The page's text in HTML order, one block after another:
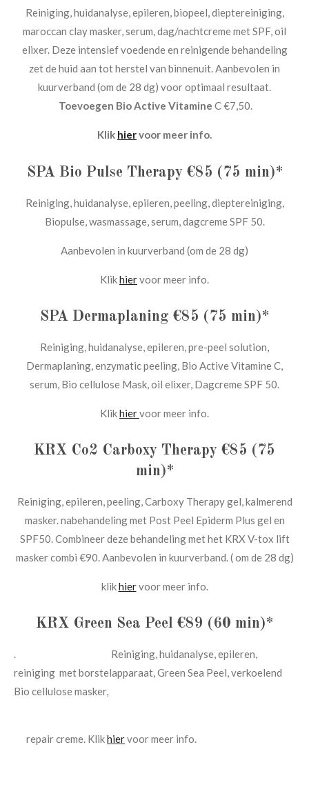
Reiniging, huidanalyse, epileren, biopeel, dieptereiniging,
maroccan clay masker, serum, dag/nachtcreme met SPF, oil
elixer. Deze intensief voedende en reinigende behandeling
zet de huid aan tot herstel van binnenuit. Aanbevolen in
kuurverband (om de 28 dg) voor optimaal resultaat.
Toevoegen Bio Active Vitamine C €7,50.
Klik hiervoor meer info.
SPA Bio Pulse Therapy €85 (75 min)*
Reiniging, huidanalyse, epileren, peeling, dieptereiniging,
Biopulse, wasmassage, serum, dagcreme SPF 50.
Aanbevolen in kuurverband (om de 28 dg)
Klikhiervoor meer info.
SPA Dermaplaning €85 (75 min)*
Reiniging, huidanalyse, epileren, pre-peel solution,
Dermaplaning, enzymatic peeling, Bio Active Vitamine C,
serum, Bio cellulose Mask, oil elixer, Dagcreme SPF 50.
Klikhiervoor meer info.
KRX Co2 Carboxy Therapy €85 (75
min)*
Reiniging, epileren, peeling, Carboxy Therapy gel, kalmerend
masker. nabehandeling met Post Peel Epiderm Plus gel en
SPF50. Combineer deze behandeling met het KRX V-tox lift
masker combi €90. Aanbevolen in kuurverband. ( om de 28 dg)
klikhiervoor meer info.
KRX Green Sea Peel €89 (60 min)*
. Reiniging, huidanalyse, epileren,
reiniging met borstelapparaat, Green Sea Peel, verkoelend
Bio cellulose masker,
repair creme. Klikhiervoor meer info.